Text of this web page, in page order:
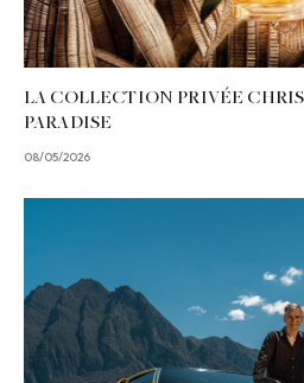
LA COLLECTION PRIVÉE
PARADISE
08/05/2026